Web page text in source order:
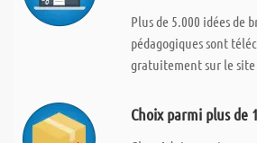
Plus de 5.000 idées de
pédagogiques sont
gratuitement sur le site
Choix parmi plus de